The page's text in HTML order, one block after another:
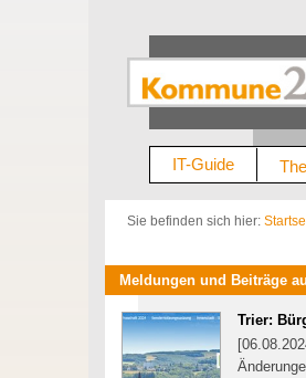
IT-Guide
Sie befinden sich hier:
Meldungen und Beiträge
Trier: